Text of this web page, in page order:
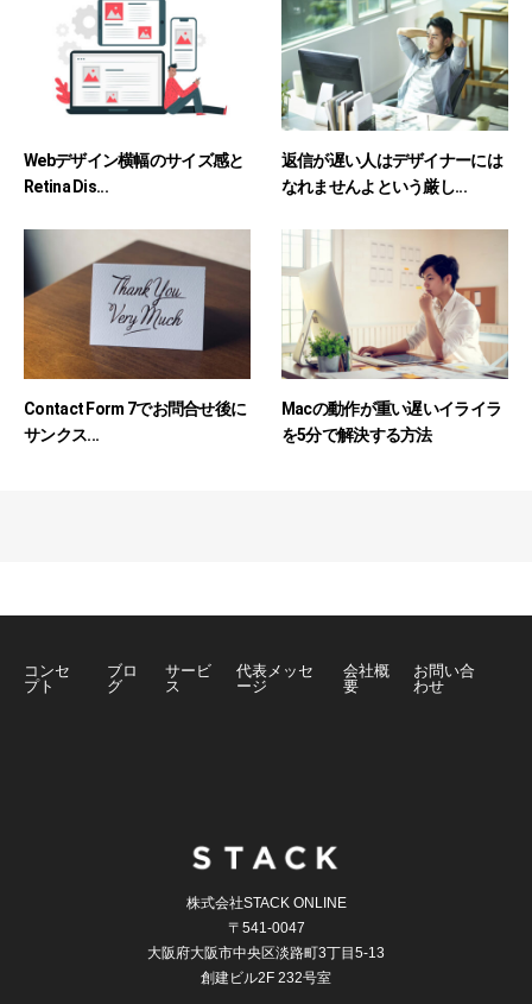
Webデザイン横幅のサイズ感と
Retina Dis...
返信が遅い人はデザイナーには
なれませんよという厳し...
Contact Form 7でお問合せ後に
サンクス...
Macの動作が重い遅いイライラ
を5分で解決する方法
コンセ
プト
ブロ
グ
サービ
ス
代表メッセ
ージ
会社概
要
お問い合
わせ
株式会社STACK ONLINE
〒541-0047
大阪府大阪市中央区淡路町3丁目5-13
創建ビル2F 232号室